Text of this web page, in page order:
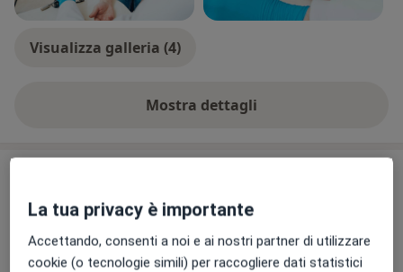
Metropolitano "Villa Scassi" (Sampierdarena) e "P.A.
Micone" (Sestri Ponente) di Genova.
Visualizza galleria (4)
Mostra dettagli
sull'esperienza
Prima visita neurologica
Da 0 € Dettagli
La tua privacy è importante
Accettando, consenti a noi e ai nostri partner di utilizzare
cookie (o tecnologie simili) per raccogliere dati statistici